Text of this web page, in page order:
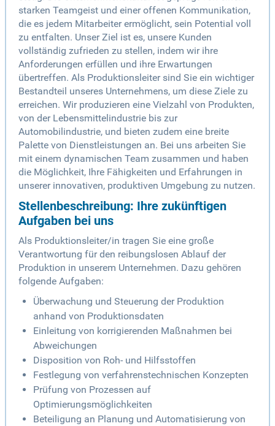
starken Teamgeist und einer offenen Kommunikation,
die es jedem Mitarbeiter ermöglicht, sein Potential voll
zu entfalten. Unser Ziel ist es, unsere Kunden
vollständig zufrieden zu stellen, indem wir ihre
Anforderungen erfüllen und ihre Erwartungen
übertreffen. Als Produktionsleiter sind Sie ein wichtiger
Bestandteil unseres Unternehmens, um diese Ziele zu
erreichen. Wir produzieren eine Vielzahl von Produkten,
von der Lebensmittelindustrie bis zur
Automobilindustrie, und bieten zudem eine breite
Palette von Dienstleistungen an. Bei uns arbeiten Sie
mit einem dynamischen Team zusammen und haben
die Möglichkeit, Ihre Fähigkeiten und Erfahrungen in
unserer innovativen, produktiven Umgebung zu nutzen.
Stellenbeschreibung: Ihre zukünftigen
Aufgaben bei uns
Als Produktionsleiter/in tragen Sie eine große
Verantwortung für den reibungslosen Ablauf der
Produktion in unserem Unternehmen. Dazu gehören
folgende Aufgaben:
Überwachung und Steuerung der Produktion
anhand von Produktionsdaten
Einleitung von korrigierenden Maßnahmen bei
Abweichungen
Disposition von Roh- und Hilfsstoffen
Festlegung von verfahrenstechnischen Konzepten
Prüfung von Prozessen auf
Optimierungsmöglichkeiten
Beteiligung an Planung und Automatisierung von